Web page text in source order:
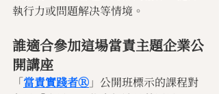
執行力或問題解决等情境。
誰適合參加這場當責主題企業公
開講座
「當責實踐者Ⓡ 」公開班標示的課程對